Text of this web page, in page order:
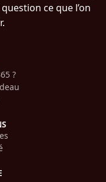
ce que l’on
?